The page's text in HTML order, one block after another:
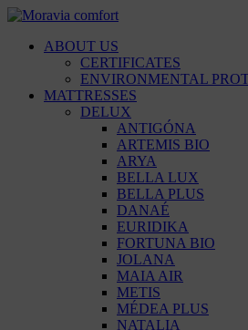
ABOUT US
CERTIFICATES
ENVIRONMENTAL
MATTRESSES
DELUX
ANTIGÓNA
ARTEMIS BIO
ARYA
BELLA LUX
BELLA PLUS
DANAÉ
EURIDIKA
FORTUNA BIO
JOLANA
MAIA AIR
METIS
MÉDEA PLUS
NATALIA